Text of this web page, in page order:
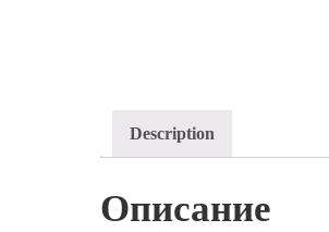
Description
Описание